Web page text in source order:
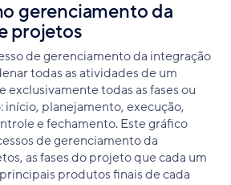
gerenciamento da
projetos
de gerenciamento da integração
todas as atividades de um
exclusivamente todas as fases ou
início, planejamento, execução,
e fechamento. Este gráfico
de gerenciamento da
as fases do projeto que cada um
produtos finais de cada